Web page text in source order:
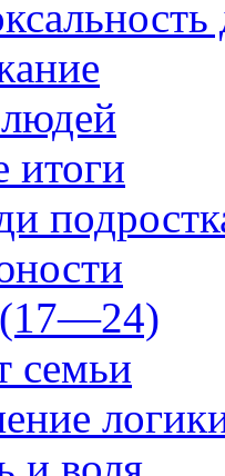
итоги
семьи